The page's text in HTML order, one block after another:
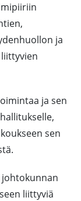
ja
ja sen
sen
johtokunnan
liittyviä